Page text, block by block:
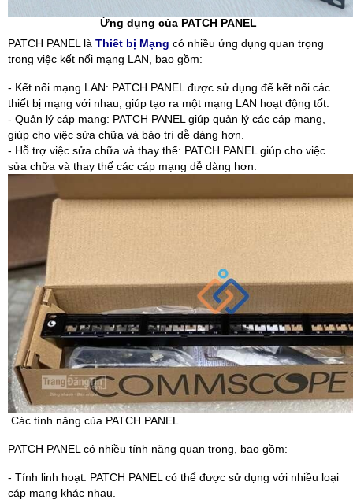
Ứng dụng của PATCH PANEL
PATCH PANEL là Thiết bị Mạng có nhiều ứng dụng quan trọng
trong việc kết nối mạng LAN, bao gồm:
- Kết nối mạng LAN: PATCH PANEL được sử dụng để kết nối các
thiết bị mạng với nhau, giúp tạo ra một mạng LAN hoạt động tốt.
- Quản lý cáp mạng: PATCH PANEL giúp quản lý các cáp mạng,
giúp cho việc sửa chữa và bảo trì dễ dàng hơn.
- Hỗ trợ việc sửa chữa và thay thế: PATCH PANEL giúp cho việc
sửa chữa và thay thế các cáp mạng dễ dàng hơn.
Các tính năng của PATCH PANEL
PATCH PANEL có nhiều tính năng quan trọng, bao gồm:
- Tính linh hoạt: PATCH PANEL có thể được sử dụng với nhiều loại
cáp mạng khác nhau.